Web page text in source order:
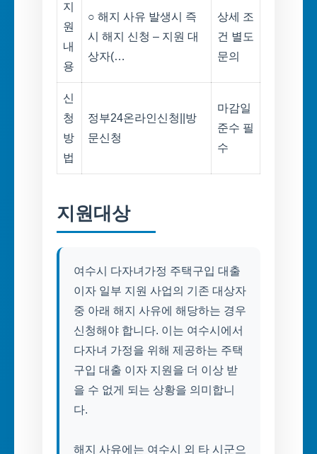
지
원
내
용
○ 해지 사유 발생시 즉
시 해지 신청 – 지원 대
상자(…
상세 조
건 별도
문의
신
청
방
법
정부24온라인신청||방
문신청
마감일
준수 필
수
지원대상
여수시 다자녀가정 주택구입 대출
이자 일부 지원 사업의 기존 대상자
중 아래 해지 사유에 해당하는 경우
신청해야 합니다. 이는 여수시에서
다자녀 가정을 위해 제공하는 주택
구입 대출 이자 지원을 더 이상 받
을 수 없게 되는 상황을 의미합니
다.
해지 사유에는 여수시 외 타 시군으